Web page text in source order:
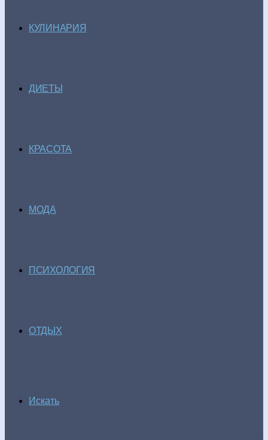
КУЛИНАРИЯ
ДИЕТЫ
КРАСОТА
МОДА
ПСИХОЛОГИЯ
ОТДЫХ
Искать